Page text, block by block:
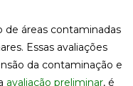
áreas contaminadas
Essas avaliações
da contaminação e
avaliação preliminar, é